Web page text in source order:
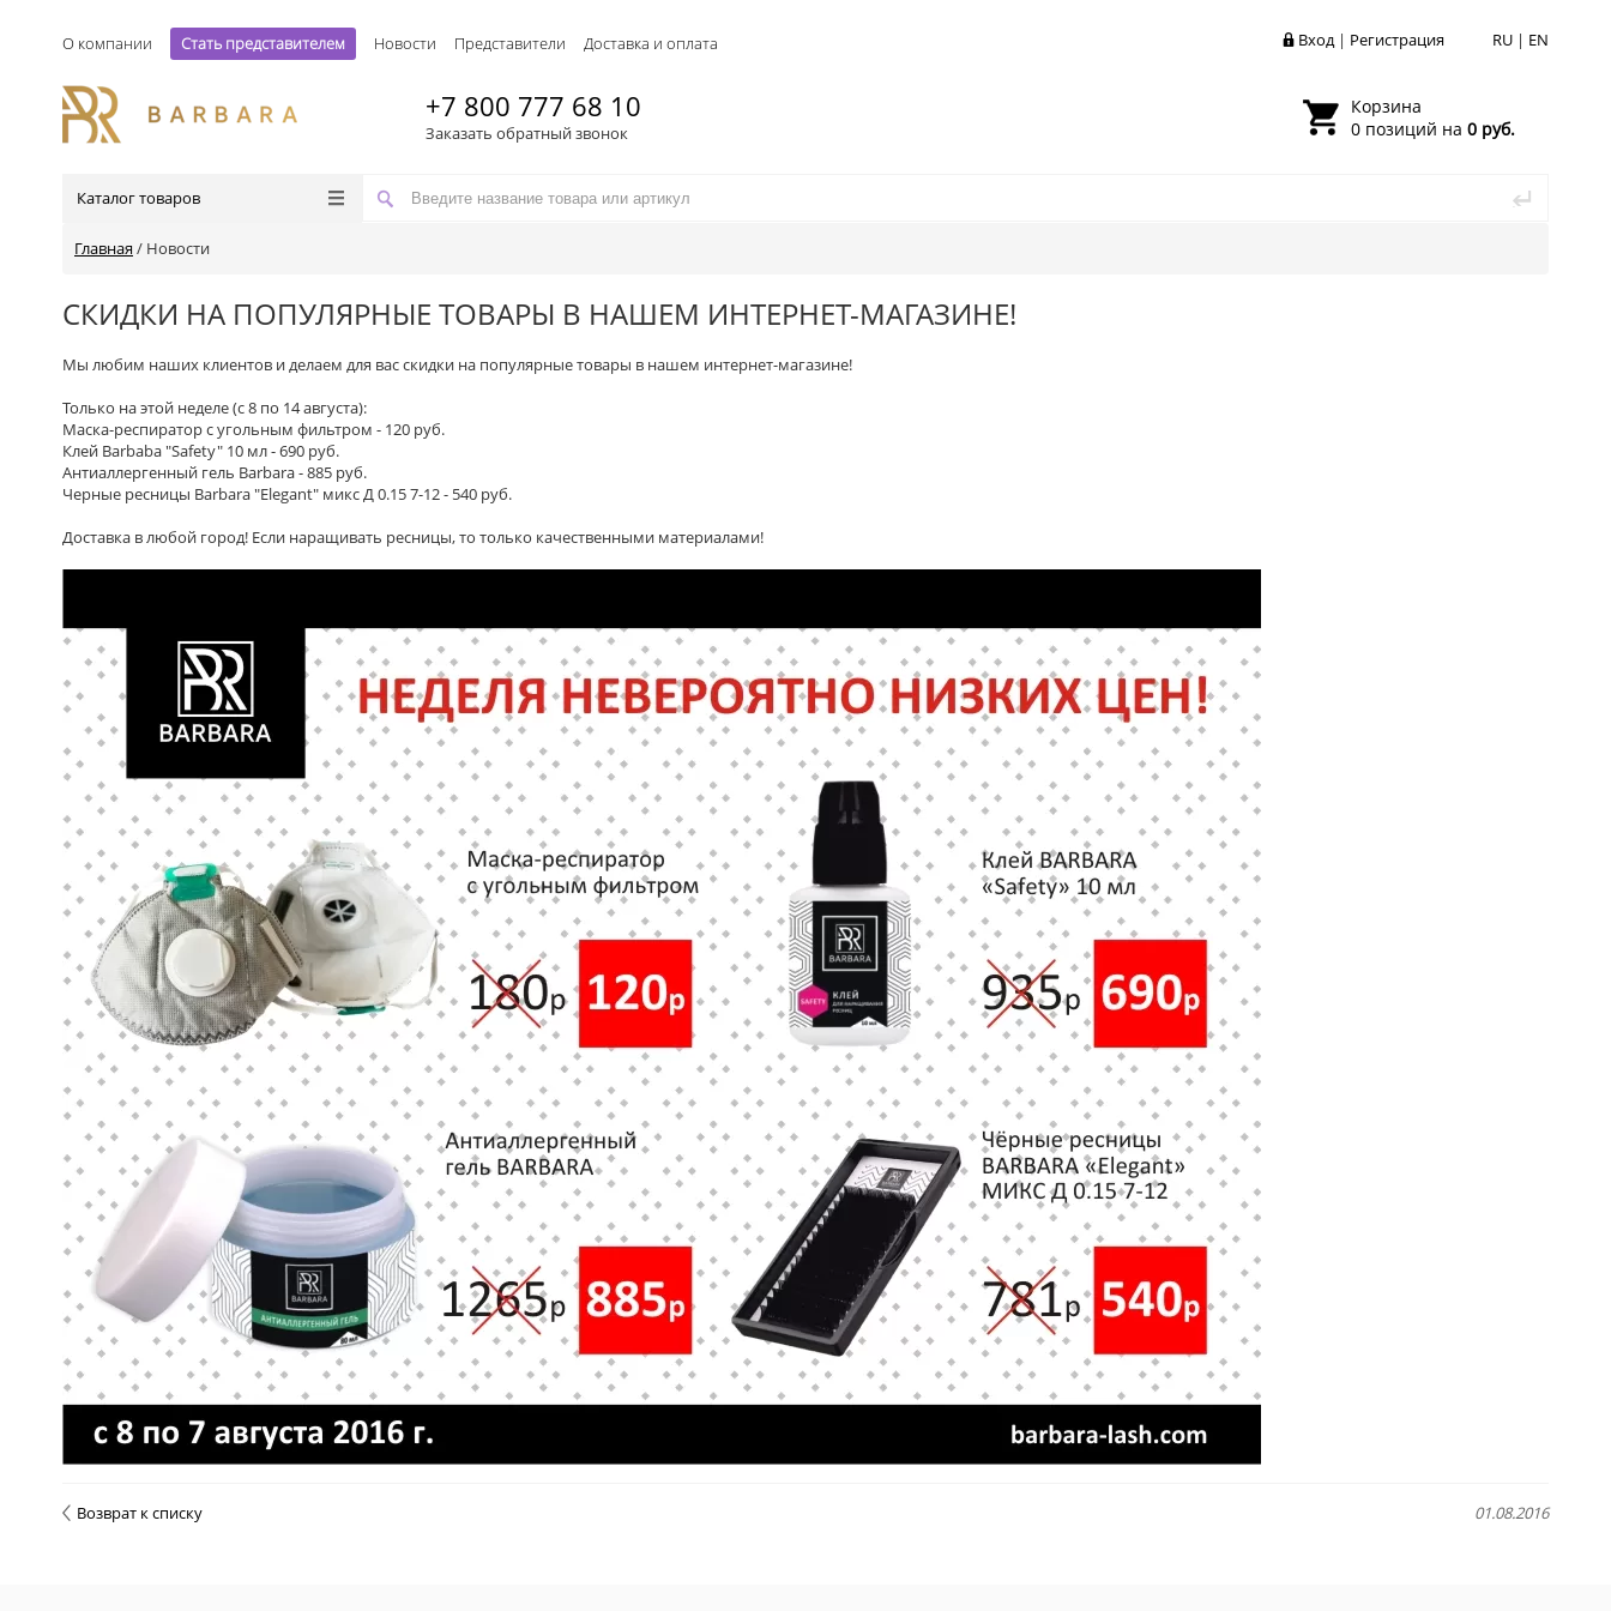
RU | EN
Вход| Регистрация
О компании Стать представителем Новости Представители Доставка и оплата
+7 800 777 68 10
Заказать обратный звонок
Корзина
0 позиций на 0 руб.
Каталог товаров
Главная / Новости
СКИДКИ НА ПОПУЛЯРНЫЕ ТОВАРЫ В НАШЕМ ИНТЕРНЕТ-МАГАЗИНЕ!
Мы любим наших клиентов и делаем для вас скидки на популярные товары в нашем интернет-магазине!
Только на этой неделе (с 8 по 14 августа):
Маска-респиратор с угольным фильтром - 120 руб.
Клей Barbaba "Safety" 10 мл - 690 руб.
Антиаллергенный гель Barbara - 885 руб.
Черные ресницы Barbara "Elegant" микс Д 0.15 7-12 - 540 руб.
Доставка в любой город! Если наращивать ресницы, то только качественными материалами!
Возврат к списку 01.08.2016